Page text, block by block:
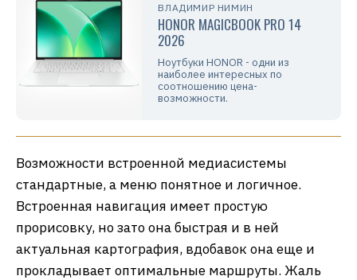
ВЛАДИМИР НИМИН
HONOR MAGICBOOK PRO 14
2026
Ноутбуки HONOR - одни из
наиболее интересных по
соотношению цена-
возможности.
Возможности встроенной медиасистемы
стандартные, а меню понятное и логичное.
Встроенная навигация имеет простую
прорисовку, но зато она быстрая и в ней
актуальная картография, вдобавок она еще и
прокладывает оптимальные маршруты. Жаль